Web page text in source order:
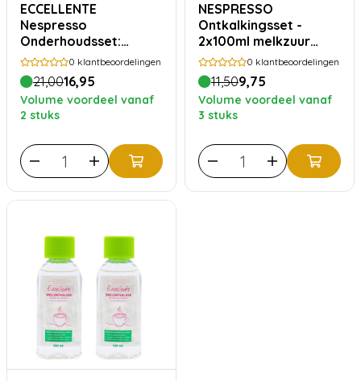
ECCELLENTE
Nespresso
Onderhoudsset:
Jaarvoorraad
Ontkalker
0 klantbeoordelingen
21,0016,95
Volume voordeel vanaf
2 stuks
NESPRESSO
Ontkalkingsset -
2x100ml melkzuur
ontkalker
0 klantbeoordelingen
11,509,75
Volume voordeel vanaf
3 stuks